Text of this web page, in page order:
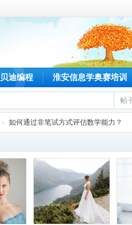
迪编程 淮安信息学奥赛培训
帖
› 如何通过非笔试方式评估数学能力？